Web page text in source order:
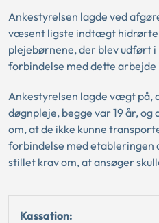
Ankestyrelsen lagde ved
væsent ligste indtægt
plejebørnene, der blev udført
forbindelse med dette
Ankestyrelsen lagde vægt på,
døgnpleje, begge var 19 år,
om, at de ikke kunne
forbindelse med
stillet krav om, at ansøger
Kassation: